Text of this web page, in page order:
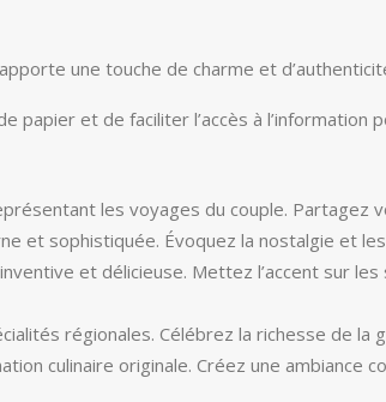
une touche de charme et
et de faciliter l’accès à
les voyages du couple. Partagez
et sophistiquée. Évoquez la nostalgie et
et délicieuse. Mettez l’accent sur
régionales. Célébrez la richesse de la
culinaire originale. Créez une ambiance